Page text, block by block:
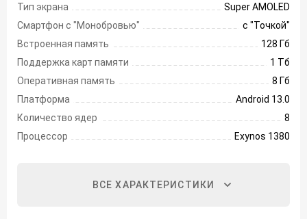
Тип экрана
Super AMOLED
Смартфон с "Монобровью"
с "Точкой"
Встроенная память
128 Гб
Поддержка карт памяти
1 Тб
Оперативная память
8 Гб
Платформа
Android 13.0
Количество ядер
8
Процессор
Exynos 1380
ВСЕ ХАРАКТЕРИСТИКИ